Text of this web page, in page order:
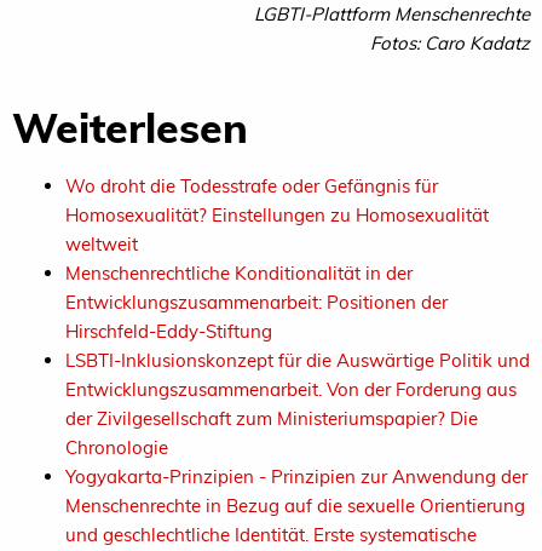
LGBTI-Plattform Menschenrechte
Fotos: Caro Kadatz
Weiterlesen
Wo droht die Todesstrafe oder Gefängnis für
Homosexualität? Einstellungen zu Homosexualität
weltweit
Menschenrechtliche Konditionalität in der
Entwicklungszusammenarbeit: Positionen der
Hirschfeld-Eddy-Stiftung
LSBTI-Inklusionskonzept für die Auswärtige Politik und
Entwicklungszusammenarbeit. Von der Forderung aus
der Zivilgesellschaft zum Ministeriumspapier? Die
Chronologie
Yogyakarta-Prinzipien - Prinzipien zur Anwendung der
Menschenrechte in Bezug auf die sexuelle Orientierung
und geschlechtliche Identität. Erste systematische